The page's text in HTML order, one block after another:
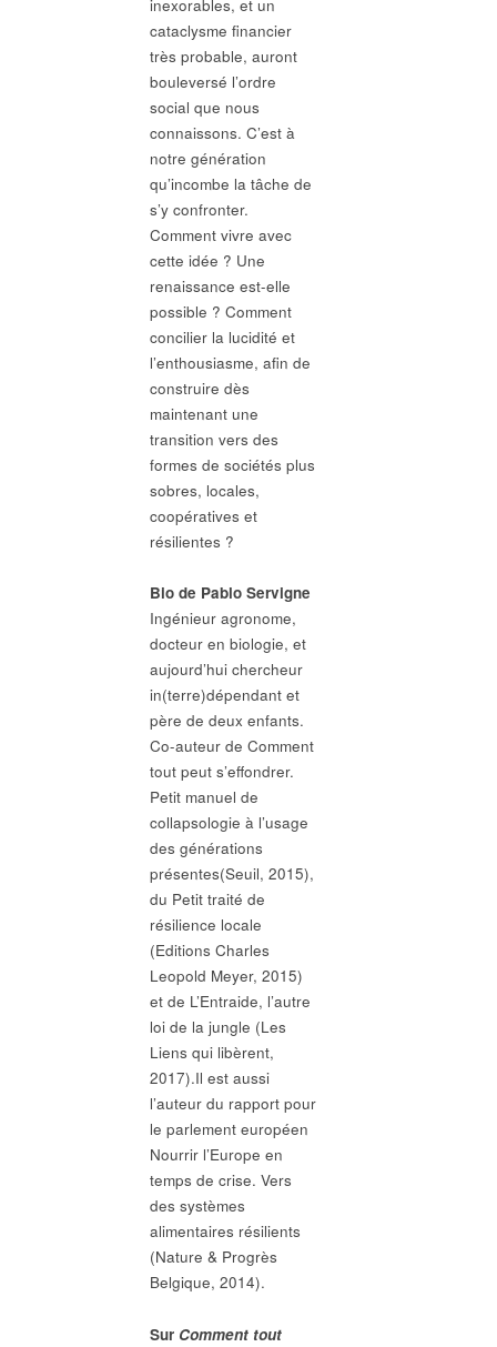
inexorables, et un
cataclysme financier
très probable, auront
bouleversé l’ordre
social que nous
connaissons. C’est à
notre génération
qu’incombe la tâche de
s’y confronter.
Comment vivre avec
cette idée ? Une
renaissance est-elle
possible ? Comment
concilier la lucidité et
l’enthousiasme, afin de
construire dès
maintenant une
transition vers des
formes de sociétés plus
sobres, locales,
coopératives et
résilientes ?
Bio de Pablo Servigne
Ingénieur agronome,
docteur en biologie, et
aujourd’hui chercheur
in(terre)dépendant et
père de deux enfants.
Co-auteur de Comment
tout peut s’effondrer.
Petit manuel de
collapsologie à l’usage
des générations
présentes(Seuil, 2015),
du Petit traité de
résilience locale
(Editions Charles
Leopold Meyer, 2015)
et de L’Entraide, l’autre
loi de la jungle (Les
Liens qui libèrent,
2017).Il est aussi
l’auteur du rapport pour
le parlement européen
Nourrir l’Europe en
temps de crise. Vers
des systèmes
alimentaires résilients
(Nature & Progrès
Belgique, 2014).
Sur Comment tout